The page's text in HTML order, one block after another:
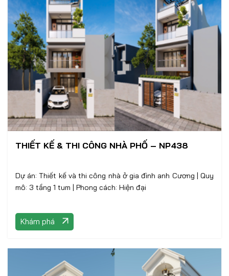
THIẾT KẾ & THI CÔNG NHÀ PHỐ – NP438
Dự án: Thiết kế và thi công nhà ở gia đình anh Cương | Quy
mô: 3 tầng 1 tum | Phong cách: Hiện đại
Khám phá